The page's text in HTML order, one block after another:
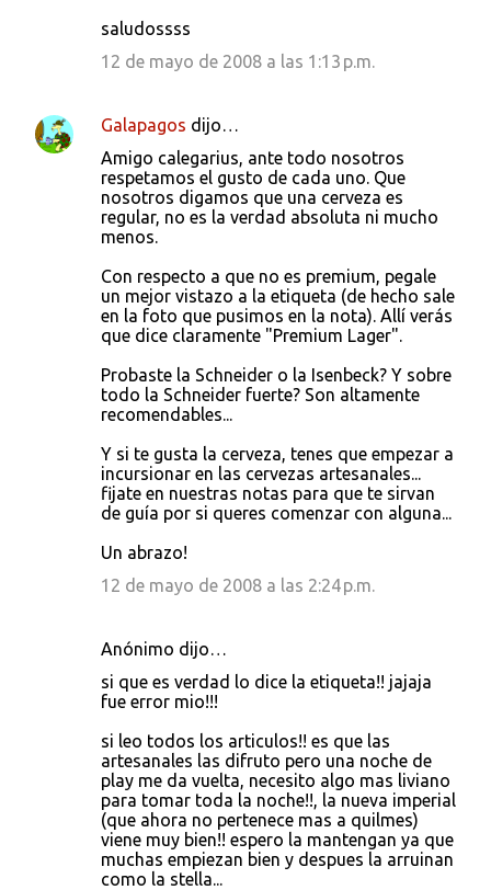
saludossss
12 de mayo de 2008 a las 1:13 p.m.
Galapagos dijo…
Amigo calegarius, ante todo nosotros
respetamos el gusto de cada uno. Que
nosotros digamos que una cerveza es
regular, no es la verdad absoluta ni mucho
menos.
Con respecto a que no es premium, pegale
un mejor vistazo a la etiqueta (de hecho sale
en la foto que pusimos en la nota). Allí verás
que dice claramente "Premium Lager".
Probaste la Schneider o la Isenbeck? Y sobre
todo la Schneider fuerte? Son altamente
recomendables...
Y si te gusta la cerveza, tenes que empezar a
incursionar en las cervezas artesanales...
fijate en nuestras notas para que te sirvan
de guía por si queres comenzar con alguna...
Un abrazo!
12 de mayo de 2008 a las 2:24 p.m.
Anónimo dijo…
si que es verdad lo dice la etiqueta!! jajaja
fue error mio!!!
si leo todos los articulos!! es que las
artesanales las difruto pero una noche de
play me da vuelta, necesito algo mas liviano
para tomar toda la noche!!, la nueva imperial
(que ahora no pertenece mas a quilmes)
viene muy bien!! espero la mantengan ya que
muchas empiezan bien y despues la arruinan
como la stella...